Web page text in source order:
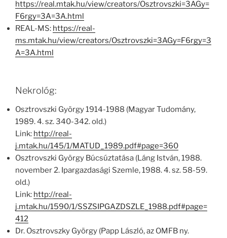
https://real.mtak.hu/view/creators/Osztrovszki=3AGy=
F6rgy=3A=3A.html
REAL-MS: https://real-
ms.mtak.hu/view/creators/Osztrovszki=3AGy=F6rgy=3
A=3A.html
Nekrológ:
Osztrovszki György 1914-1988 (Magyar Tudomány,
1989. 4. sz. 340-342. old.)
Link: http://real-
j.mtak.hu/145/1/MATUD_1989.pdf#page=360
Osztrovszki György Búcsúztatása (Láng István, 1988.
november 2. Ipargazdasági Szemle, 1988. 4. sz. 58-59.
old.)
Link: http://real-
j.mtak.hu/1590/1/SSZSIPGAZDSZLE_1988.pdf#page=
412
Dr. Osztrovszky György (Papp László, az OMFB ny.